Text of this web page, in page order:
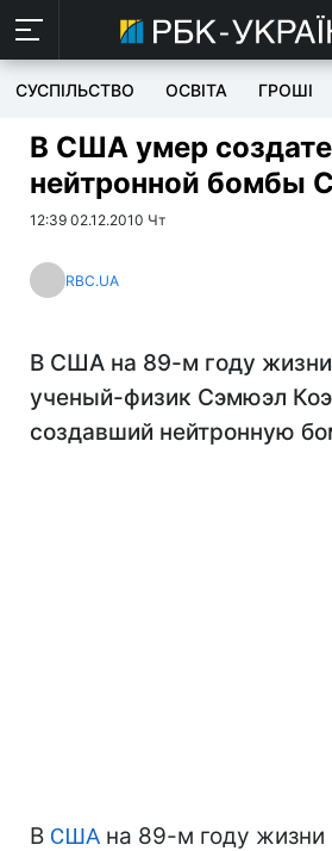
СУСПІЛЬСТВО ОСВІТА ГРОШІ
В США умер
нейтронной бомбы
12:39 02.12.2010 Чт
RBC.UA
В США на 89-м году жизни
ученый-физик Сэмюэл
создавший нейтронную
В США на 89-м году жизни